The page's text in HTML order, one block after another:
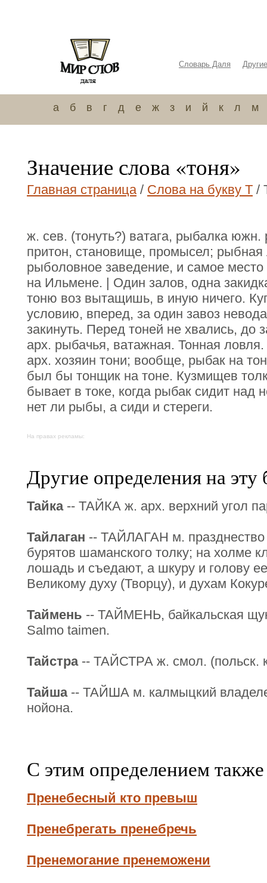
Словарь Даля
а б в г д е ж з и й к л м
Значение слова «тоня»
Главная страница/ Слова на букву Т /
ж. сев. (тонуть?) ватага, рыбалка
притон, становище, промысел; рыбная
рыболовное заведение, и самое место
на Ильмене. | Один залов, одна
тоню воз вытащишь, в иную ничего.
условию, вперед, за один завоз
закинуть. Перед тоней не хвались, до
арх. рыбачья, ватажная. Тонная
арх. хозяин тони; вообще, рыбак на
был бы тонщик на тоне. Кузмищев
бывает в токе, когда рыбак сидит над
нет ли рыбы, а сиди и стереги.
На правах рекламы:
Другие определения на эту
Тайка-- ТАЙКА ж. арх. верхний угол
Тайлаган -- ТАЙЛАГАН м.
бурятов шаманского толку; на холме
лошадь и съедают, а шкуру и голову
Великому духу (Творцу), и духам
Таймень -- ТАЙМЕНЬ, байкальская
Salmo taimen.
Тайстра-- ТАЙСТРА ж. смол. (польск.
Тайша-- ТАЙША м. калмыцкий
нойона.
С этим определением
Пренебесный кто превыш
Пренебрегать пренебречь
Пренемогание пренеможени